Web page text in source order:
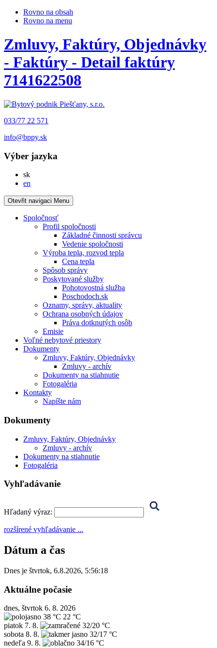
Rovno na obsah
Rovno na menu
Zmluvy, Faktúry, Objednávky
- Faktúry - Detail faktúry
7141622508
033/77 22 571
info@bppy.sk
Výber jazyka
skSlovensky
en
Otevřit navigaci Menu
Spoločnosť
Profil spoločnosti
Základné činnosti správcu
Vedenie spoločnosti
Výroba tepla, rozvod tepla
Cena tepla
Spôsob správy
Poskytované služby
Pohotovostná služba
Poschodoch.sk
Oznamy, správy, aktuality
Ochrana osobných údajov
Práva dotknutých osôb
Emisie
Voľné nebytové priestory
Dokumenty
Zmluvy, Faktúry, Objednávky
Zmluvy - archív
Dokumenty na stiahnutie
Fotogaléria
Kontakty
Napíšte nám
Dokumenty
Zmluvy, Faktúry, Objednávky
Zmluvy - archív
Dokumenty na stiahnutie
Fotogaléria
Vyhľadávanie
Hľadaný výraz:
rozšírené vyhľadávanie ...
Dátum a čas
Dnes je štvrtok, 6.8.2026, 5:56:18
Aktuálne počasie
dnes, štvrtok 6. 8. 2026
38 °C 22 °C
piatok 7. 8.
32/20 °C
sobota 8. 8.
32/17 °C
nedeľa 9. 8. 34/16 °C